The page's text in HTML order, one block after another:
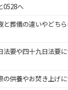
0528へ
と葬儀の違いやどち
法要や四十九日法要
の供養やお焚き上げ